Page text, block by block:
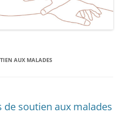
AUX MALADES
de soutien aux malades